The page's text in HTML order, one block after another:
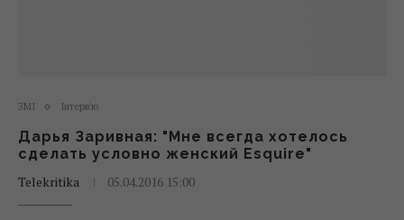
ЗМІ Інтерв'ю
Дарья Заривная: "Мне всегда хотелось
сделать условно женский Esquire"
Telekritika
05.04.2016 15:00